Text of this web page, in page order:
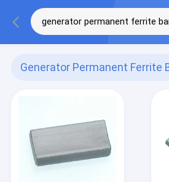
Generator Permanent Ferrite